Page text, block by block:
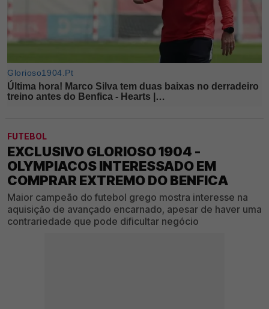
FUTEBOL
EXCLUSIVO GLORIOSO 1904 -
OLYMPIACOS INTERESSADO EM
COMPRAR EXTREMO DO BENFICA
Maior campeão do futebol grego mostra interesse na
aquisição de avançado encarnado, apesar de haver uma
contrariedade que pode dificultar negócio